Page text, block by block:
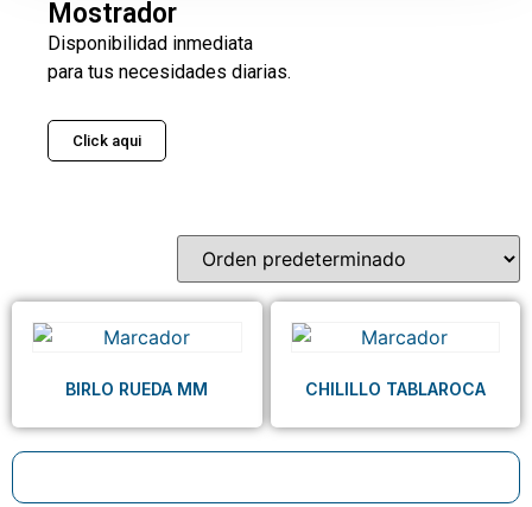
Mostrador
Disponibilidad inmediata
para tus necesidades diarias.
Click aqui
BIRLO RUEDA MM CHILILLO TABLAROCA